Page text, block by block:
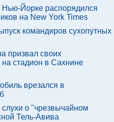
Нью-Йорке распорядился
на New York Times
командиров сухопутных
призвал своих
стадион в Сахнине
врезался в
о "чрезвычайном
Тель-Авива